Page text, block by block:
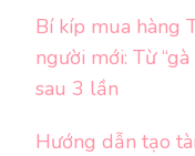
Bí kíp mua hàng
người mới: Từ
sau 3 lần
Hướng dẫn tạo